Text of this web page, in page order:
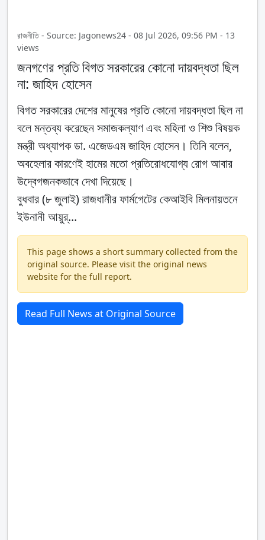
রাজনীতি - Source: Jagonews24 - 08 Jul 2026, 09:56 PM - 13
views
জনগণের প্রতি বিগত সরকারের কোনো দায়বদ্ধতা ছিল
না: জাহিদ হোসেন
বিগত সরকারের দেশের মানুষের প্রতি কোনো দায়বদ্ধতা ছিল না
বলে মন্তব্য করেছেন সমাজকল্যাণ এবং মহিলা ও শিশু বিষয়ক
মন্ত্রী অধ্যাপক ডা. এজেডএম জাহিদ হোসেন। তিনি বলেন,
অবহেলার কারণেই হামের মতো প্রতিরোধযোগ্য রোগ আবার
উদ্বেগজনকভাবে দেখা দিয়েছে।
বুধবার (৮ জুলাই) রাজধানীর ফার্মগেটের কেআইবি মিলনায়তনে
ইউনানী আয়ুর্...
This page shows a short summary collected from the
original source. Please visit the original news
website for the full report.
Read Full News at Original Source